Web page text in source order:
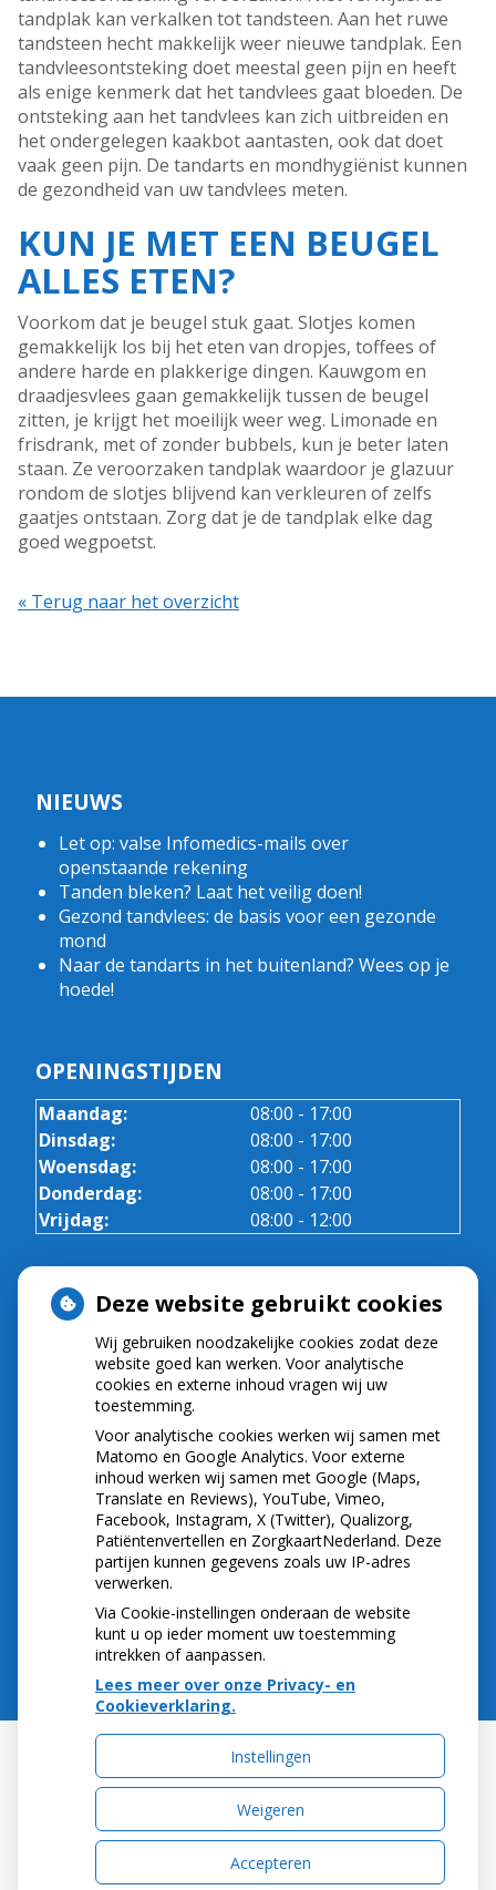
tandplak kan verkalken tot tandsteen. Aan het ruwe
tandsteen hecht makkelijk weer nieuwe tandplak. Een
tandvleesontsteking doet meestal geen pijn en heeft
als enige kenmerk dat het tandvlees gaat bloeden. De
ontsteking aan het tandvlees kan zich uitbreiden en
het ondergelegen kaakbot aantasten, ook dat doet
vaak geen pijn. De tandarts en mondhygiënist kunnen
de gezondheid van uw tandvlees meten.
KUN JE MET EEN BEUGEL
ALLES ETEN?
Voorkom dat je beugel stuk gaat. Slotjes komen
gemakkelijk los bij het eten van dropjes, toffees of
andere harde en plakkerige dingen. Kauwgom en
draadjesvlees gaan gemakkelijk tussen de beugel
zitten, je krijgt het moeilijk weer weg. Limonade en
frisdrank, met of zonder bubbels, kun je beter laten
staan. Ze veroorzaken tandplak waardoor je glazuur
rondom de slotjes blijvend kan verkleuren of zelfs
gaatjes ontstaan. Zorg dat je de tandplak elke dag
goed wegpoetst.
« Terug naar het overzicht
NIEUWS
Let op: valse Infomedics-mails over
openstaande rekening
Tanden bleken? Laat het veilig doen!
Gezond tandvlees: de basis voor een gezonde
mond
Naar de tandarts in het buitenland? Wees op je
hoede!
OPENINGSTIJDEN
Maandag:
08:00 - 17:00
Dinsdag:
08:00 - 17:00
Woensdag:
08:00 - 17:00
Donderdag:
08:00 - 17:00
Vrijdag:
08:00 - 12:00
ADRESGEGEVENS
Peperbus 31
7103CW Winterswijk
0543-513384
info@tandartspraktijkwiechers.nl
SPOED Voor spoedeisende zorg buiten onze
openingstijden kunt u contact opnemen met de
Tandartsenpost Twente gevestigd in Enschede.
Heeft u acute klachten, zoals nabloeding of een
ongeval terwijl onze praktijk gesloten is ? Neemt u
dan telefonisch contact op met het volgende
nummer 0900 15 15
Uw Zorg Online|Beheer
Privacy verklaring Cookie-instellingen Voorwaarden
Deze website gebruikt cookies
Wij gebruiken noodzakelijke cookies zodat deze
website goed kan werken. Voor analytische
cookies en externe inhoud vragen wij uw
toestemming.
Voor analytische cookies werken wij samen met
Matomo en Google Analytics. Voor externe
inhoud werken wij samen met Google (Maps,
Translate en Reviews), YouTube, Vimeo,
Facebook, Instagram, X (Twitter), Qualizorg,
Patiëntenvertellen en ZorgkaartNederland. Deze
partijen kunnen gegevens zoals uw IP-adres
verwerken.
Via Cookie-instellingen onderaan de website
kunt u op ieder moment uw toestemming
intrekken of aanpassen.
Lees meer over onze Privacy- en
Cookieverklaring.
Instellingen
Weigeren
Accepteren